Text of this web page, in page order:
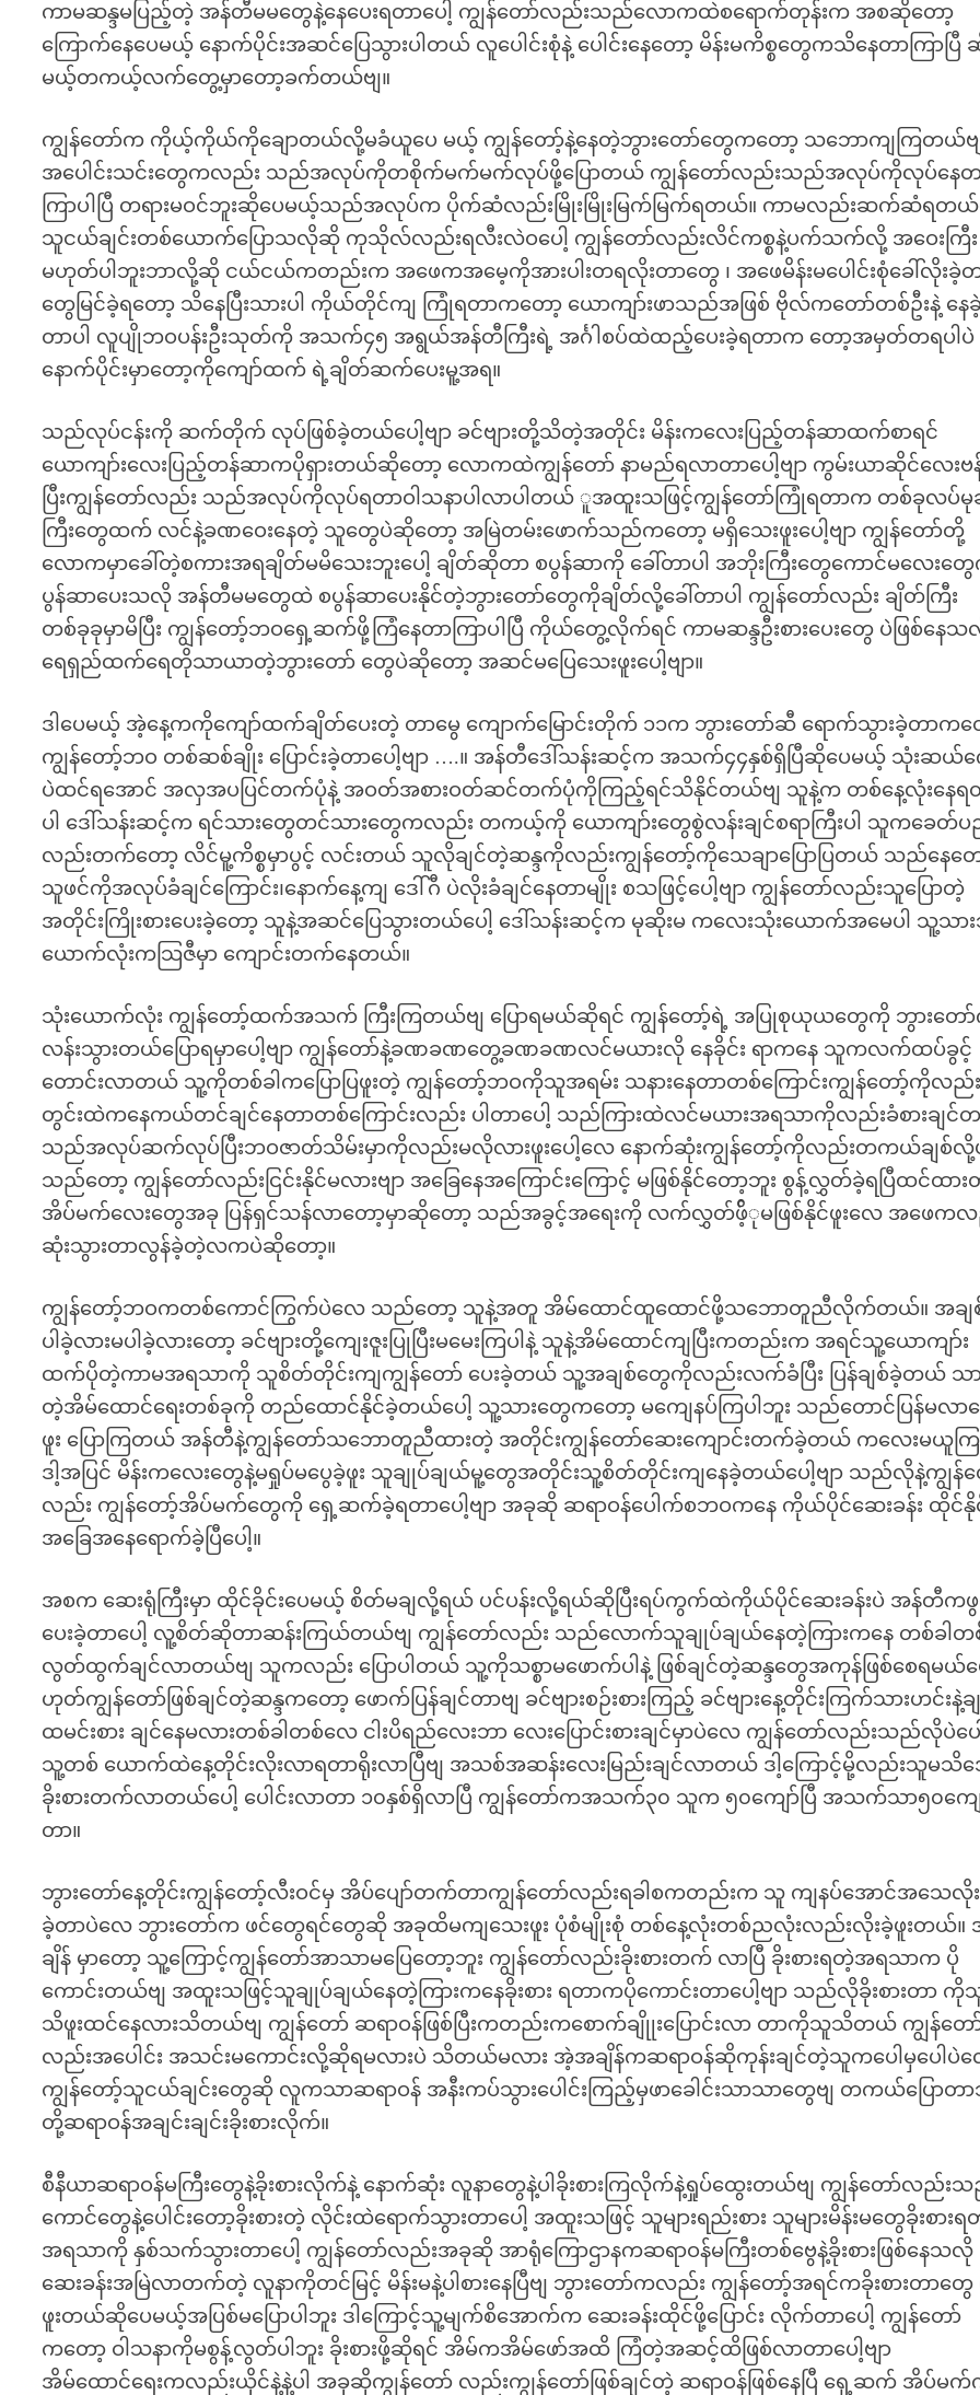
ကာမဆန္ဒမပြည့်တဲ့ အန်တီမမတွေနဲ့နေပေးရတာပေါ့ ကျွန်တော်လည်းသည်လောကထဲစရောက်တုန်းက အစဆိုတော့
ကြောက်နေပေမယ့် နောက်ပိုင်းအဆင်ပြေသွားပါတယ် လူပေါင်းစုံနဲ့ ပေါင်းနေတော့ မိန်းမကိစ္စတွေကသိနေတာကြာပြီ
မယ့်တကယ့်လက်တွေ့မှာတော့ခက်တယ်ဗျ။
ကျွန်တော်က ကိုယ့်ကိုယ်ကိုချောတယ်လို့မခံယူပေ မယ့် ကျွန်တော့်နဲ့နေတဲ့ဘွားတော်တွေကတော့ သဘောကျကြတယ်ဗ
အပေါင်းသင်းတွေကလည်း သည်အလုပ်ကိုတစိုက်မက်မက်လုပ်ဖို့ပြောတယ် ကျွန်တော်လည်းသည်အလုပ်ကိုလုပ်နေတ
ကြာပါပြီ တရားမဝင်ဘူးဆိုပေမယ့်သည်အလုပ်က ပိုက်ဆံလည်းမြိုးမြိုးမြက်မြက်ရတယ်။ ကာမလည်းဆက်ဆံရတယ်ပ
သူငယ်ချင်းတစ်ယောက်ပြောသလိုဆို ကုသိုလ်လည်းရလီးလဲဝပေါ့ ကျွန်တော်လည်းလိင်ကစ္စနဲ့ပက်သက်လို့ အဝေးကြီး
မဟုတ်ပါဘူးဘာလို့ဆို ငယ်ငယ်ကတည်းက အဖေကအမေ့ကိုအားပါးတရလိုးတာတွေ ၊ အဖေမိန်းမပေါင်းစုံခေါ်လိုးခဲ့
တွေမြင်ခဲ့ရတော့ သိနေပြီးသားပါ ကိုယ်တိုင်ကျ ကြုံရတာကတော့ ယောကျာ်းဖာသည်အဖြစ် ဗိုလ်ကတော်တစ်ဦးနဲ့ နေ
တာပါ လူပျိုဘဝပန်းဦးသုတ်ကို အသက်၄၅ အရွယ်အန်တီကြီးရဲ့ အင်္ဂါစပ်ထဲထည့်ပေးခဲ့ရတာက တော့အမှတ်တရပါပဲ
နောက်ပိုင်းမှာတော့ကိုကျော်ထက် ရဲ့ချိတ်ဆက်ပေးမူ့အရ။
သည်လုပ်ငန်းကို ဆက်တိုက် လုပ်ဖြစ်ခဲ့တယ်ပေါ့ဗျာ ခင်ဗျားတို့သိတဲ့အတိုင်း မိန်းကလေးပြည့်တန်ဆာထက်စာရင်
ယောကျာ်းလေးပြည့်တန်ဆာကပိုရှားတယ်ဆိုတော့ လောကထဲကျွန်တော် နာမည်ရလာတာပေါ့ဗျာ ကွမ်းယာဆိုင်လေးဗန်
ပြီးကျွန်တော်လည်း သည်အလုပ်ကိုလုပ်ရတာဝါသနာပါလာပါတယ် ူအထူးသဖြင့်ကျွန်တော်ကြုံရတာက တစ်ခုလပ်မု
ကြီးတွေထက် လင်နဲ့ခဏဝေးနေတဲ့ သူတွေပဲဆိုတော့ အမြဲတမ်းဖောက်သည်ကတော့ မရှိသေးဖူးပေါ့ဗျာ ကျွန်တော်တို့
လောကမှာခေါ်တဲ့စကားအရချိတ်မမိသေးဘူးပေါ့ ချိတ်ဆိုတာ စပွန်ဆာကို ခေါ်တာပါ အဘိုးကြီးတွေကောင်မလေးတွ
ပွန်ဆာပေးသလို အန်တီမမတွေထဲ စပွန်ဆာပေးနိုင်တဲ့ဘွားတော်တွေကိုချိတ်လို့ခေါ်တာပါ ကျွန်တော်လည်း ချိတ်ကြီး
တစ်ခုခုမှာမိပြီး ကျွန်တော့်ဘဝရှေ့ဆက်ဖို့ကြံနေတာကြာပါပြီ ကိုယ်တွေ့လိုက်ရင် ကာမဆန္ဒဦးစားပေးတွေ ပဲဖြစ်နေသ
ရေရှည်ထက်ရေတိုသာယာတဲ့ဘွားတော် တွေပဲဆိုတော့ အဆင်မပြေသေးဖူးပေါ့ဗျာ။
ဒါပေမယ့် အဲ့နေ့ကကိုကျော်ထက်ချိတ်ပေးတဲ့ တာမွေ ကျောက်မြောင်းတိုက် ၁၁က ဘွားတော်ဆီ ရောက်သွားခဲ့တာကတ
ကျွန်တော့်ဘဝ တစ်ဆစ်ချိုး ပြောင်းခဲ့တာပေါ့ဗျာ ….။ အန်တီဒေါ်သန်းဆင့်က အသက်၄၄နှစ်ရှိပြီဆိုပေမယ့် သုံးဆယ်က
ပဲထင်ရအောင် အလှအပပြင်တက်ပုံနဲ့ အဝတ်အစားဝတ်ဆင်တက်ပုံကိုကြည့်ရင်သိနိုင်တယ်ဗျ သူနဲ့က တစ်နေ့လုံးနေရ
ပါ ဒေါ်သန်းဆင့်က ရင်သားတွေတင်သားတွေကလည်း တကယ့်ကို ယောကျာ်းတွေစွဲလန်းချင်စရာကြီးပါ သူကခေတ်ပ
လည်းတက်တော့ လိင်မူ့ကိစ္စမှာပွင့် လင်းတယ် သူလိုချင်တဲ့ဆန္ဒကိုလည်းကျွန်တော့်ကိုသေချာပြောပြတယ် သည်နေတ
သူဖင်ကိုအလုပ်ခံချင်ကြောင်း၊နောက်နေ့ကျ ဒေါ်ဂီ ပဲလိုးခံချင်နေတာမျိုး စသဖြင့်ပေါ့ဗျာ ကျွန်တော်လည်းသူပြောတဲ့
အတိုင်းကြိုးစားပေးခဲ့တော့ သူနဲ့အဆင်ပြေသွားတယ်ပေါ့ ဒေါ်သန်းဆင့်က မုဆိုးမ ကလေးသုံးယောက်အမေပါ သူ့သား
ယောက်လုံးကသြဇီမှာ ကျောင်းတက်နေတယ်။
သုံးယောက်လုံး ကျွန်တော့်ထက်အသက် ကြီးကြတယ်ဗျ ပြောရမယ်ဆိုရင် ကျွန်တော့်ရဲ့ အပြုစုယုယတွေကို ဘွားတေ
လန်းသွားတယ်ပြောရမှာပေါ့ဗျာ ကျွန်တော်နဲ့ခဏခဏတွေ့ခဏခဏလင်မယားလို နေခိုင်း ရာကနေ သူကလက်ထပ်ခွင့်
တောင်းလာတယ် သူ့ကိုတစ်ခါကပြောပြဖူးတဲ့ ကျွန်တော့်ဘဝကိုသူအရမ်း သနားနေတာတစ်ကြောင်းကျွန်တော့်ကိုလည်း
တွင်းထဲကနေကယ်တင်ချင်နေတာတစ်ကြောင်းလည်း ပါတာပေါ့ သည်ကြားထဲလင်မယားအရသာကိုလည်းခံစားချင်
သည်အလုပ်ဆက်လုပ်ပြီးဘဝဇာတ်သိမ်းမှာကိုလည်းမလိုလားဖူးပေါ့လေ နောက်ဆုံးကျွန်တော့်ကိုလည်းတကယ်ချစ်လို့
သည်တော့ ကျွန်တော်လည်းငြင်းနိုင်မလားဗျာ အခြေနေအကြောင်းကြောင့် မဖြစ်နိုင်တော့ဘူး စွန့်လွှတ်ခဲ့ရပြီထင်ထာ
အိပ်မက်လေးတွေအခု ပြန်ရှင်သန်လာတော့မှာဆိုတော့ သည်အခွင့်အရေးကို လက်လွှတ်ဖိ့်ုမဖြစ်နိုင်ဖူးလေ အဖေကလ
ဆုံးသွားတာလွန်ခဲ့တဲ့လကပဲဆိုတော့။
ကျွန်တော့်ဘဝကတစ်ကောင်ကြွက်ပဲလေ သည်တော့ သူနဲ့အတူ အိမ်ထောင်ထူထောင်ဖို့သဘောတူညီလိုက်တယ်။ အခ
ပါခဲ့လားမပါခဲ့လားတော့ ခင်ဗျားတို့ကျေးဇူးပြုပြီးမမေးကြပါနဲ့ သူနဲ့အိမ်ထောင်ကျပြီးကတည်းက အရင်သူ့ယောကျာ်း
ထက်ပိုတဲ့ကာမအရသာကို သူစိတ်တိုင်းကျကျွန်တော် ပေးခဲ့တယ် သူ့အချစ်တွေကိုလည်းလက်ခံပြီး ပြန်ချစ်ခဲ့တယ် သ
တဲ့အိမ်ထောင်ရေးတစ်ခုကို တည်ထောင်နိုင်ခဲ့တယ်ပေါ့ သူ့သားတွေကတော့ မကျေနပ်ကြပါဘူး သည်တောင်ပြန်မလာ
ဖူး ပြောကြတယ် အန်တီနဲ့ကျွန်တော်သဘောတူညီထားတဲ့ အတိုင်းကျွန်တော်ဆေးကျောင်းတက်ခဲ့တယ် ကလေးမယူကြ
ဒါ့အပြင် မိန်းကလေးတွေနဲ့မရှုပ်မပွေခဲ့ဖူး သူချုပ်ချယ်မူ့တွေအတိုင်းသူ့စိတ်တိုင်းကျနေခဲ့တယ်ပေါ့ဗျာ သည်လိုနဲ့ကျွန်
လည်း ကျွန်တော့်အိပ်မက်တွေကို ရှေ့ဆက်ခဲ့ရတာပေါ့ဗျာ အခုဆို ဆရာဝန်ပေါက်စဘဝကနေ ကိုယ်ပိုင်ဆေးခန်း ထိုင်
အခြေအနေရောက်ခဲ့ပြီပေါ့။
အစက ဆေးရုံကြီးမှာ ထိုင်ခိုင်းပေမယ့် စိတ်မချလို့ရယ် ပင်ပန်းလို့ရယ်ဆိုပြီးရပ်ကွက်ထဲကိုယ်ပိုင်ဆေးခန်းပဲ အန်တီက
ပေးခဲ့တာပေါ့ လူ့စိတ်ဆိုတာဆန်းကြယ်တယ်ဗျ ကျွန်တော်လည်း သည်လောက်သူချုပ်ချယ်နေတဲ့ကြားကနေ တစ်ခါတစ်
လွတ်ထွက်ချင်လာတယ်ဗျ သူကလည်း ပြောပါတယ် သူ့ကိုသစ္စာမဖောက်ပါနဲ့ ဖြစ်ချင်တဲ့ဆန္ဒတွေအကုန်ဖြစ်စေရမယ်ပ
ဟုတ်ကျွန်တော်ဖြစ်ချင်တဲ့ဆန္ဒကတော့ ဖောက်ပြန်ချင်တာဗျ ခင်ဗျားစဉ်းစားကြည့် ခင်ဗျားနေ့တိုင်းကြက်သားဟင်းနဲ့ခ
ထမင်းစား ချင်နေမလားတစ်ခါတစ်လေ ငါးပိရည်လေးဘာ လေးပြောင်းစားချင်မှာပဲလေ ကျွန်တော်လည်းသည်လိုပဲပေါ့
သူ့တစ် ယောက်ထဲနေ့တိုင်းလိုးလာရတာရိုးလာပြီဗျ အသစ်အဆန်းလေးမြည်းချင်လာတယ် ဒါ့ကြောင့်မို့လည်းသူမသိအ
ခိုးစားတက်လာတယ်ပေါ့ ပေါင်းလာတာ ၁၀နှစ်ရှိလာပြီ ကျွန်တော်ကအသက်၃၀ သူက ၅၀ကျော်ပြီ အသက်သာ၅၀ကျ
တာ။
ဘွားတော်နေ့တိုင်းကျွန်တော့်လီးဝင်မှ အိပ်ပျော်တက်တာကျွန်တော်လည်းရခါစကတည်းက သူ ကျနပ်အောင်အသေလိုး
ခဲ့တာပဲလေ ဘွားတော်က ဖင်တွေရင်တွေဆို အခုထိမကျသေးဖူး ပုံစံမျိုးစုံ တစ်နေ့လုံးတစ်ညလုံးလည်းလိုးခဲ့ဖူးတယ်။
ချိန် မှာတော့ သူ့ကြောင့်ကျွန်တော်အာသာမပြေတော့ဘူး ကျွန်တော်လည်းခိုးစားတက် လာပြီ ခိုးစားရတဲ့အရသာက ပို
ကောင်းတယ်ဗျ အထူးသဖြင့်သူချုပ်ချယ်နေတဲ့ကြားကနေခိုးစား ရတာကပိုကောင်းတာပေါ့ဗျာ သည်လိုခိုးစားတာ ကို
သိဖူးထင်နေလားသိတယ်ဗျ ကျွန်တော် ဆရာဝန်ဖြစ်ပြီးကတည်းကစောက်ချိုုးပြောင်းလာ တာကိုသူသိတယ် ကျွန်တေ
လည်းအပေါင်း အသင်းမကောင်းလို့ဆိုရမလားပဲ သိတယ်မလား အဲ့အချိန်ကဆရာဝန်ဆိုကုန်းချင်တဲ့သူကပေါမှပေါပဲ
ကျွန်တော့်သူငယ်ချင်းတွေဆို လူကသာဆရာဝန် အနီးကပ်သွားပေါင်းကြည့်မှဖာခေါင်းသာသာတွေဗျ တကယ်ပြောတ
တို့ဆရာဝန်အချင်းချင်းခိုးစားလိုက်။
စီနီယာဆရာဝန်မကြီးတွေနဲ့ခိုးစားလိုက်နဲ့ နောက်ဆုံး လူနာတွေနဲ့ပါခိုးစားကြလိုက်နဲ့ရှုပ်ထွေးတယ်ဗျ ကျွန်တော်လည်
ကောင်တွေနဲ့ပေါင်းတော့ခိုးစားတဲ့ လိုင်းထဲရောက်သွားတာပေါ့ အထူးသဖြင့် သူများရည်းစား သူများမိန်းမတွေခိုးစားရ
အရသာကို နှစ်သက်သွားတာပေါ့ ကျွန်တော်လည်းအခုဆို အာရုံကြောဌာနကဆရာဝန်မကြီးတစ်ဗွေနဲ့ခိုးစားဖြစ်နေသလို
ဆေးခန်းအမြဲလာတက်တဲ့ လူနာကိုတင်မြင့် မိန်းမနဲ့ပါစားနေပြီဗျ ဘွားတော်ကလည်း ကျွန်တော့်အရင်ကခိုးစားတာတွေ
ဖူးတယ်ဆိုပေမယ့်အပြစ်မပြောပါဘူး ဒါကြောင့်သူ့မျက်စိအောက်က ဆေးခန်းထိုင်ဖို့ပြောင်း လိုက်တာပေါ့ ကျွန်တော်
ကတော့ ဝါသနာကိုမစွန့်လွတ်ပါဘူး ခိုးစားဖို့ဆိုရင် အိမ်ကအိမ်ဖော်အထိ ကြံတဲ့အဆင့်ထိဖြစ်လာတာပေါ့ဗျာ
အိမ်ထောင်ရေးကလည်းယိုင်နဲ့နဲ့ပါ အခုဆိုကျွန်တော် လည်းကျွန်တော်ဖြစ်ချင်တဲ့ ဆရာဝန်ဖြစ်နေပြီ ရှေ့ဆက် အိပ်မ